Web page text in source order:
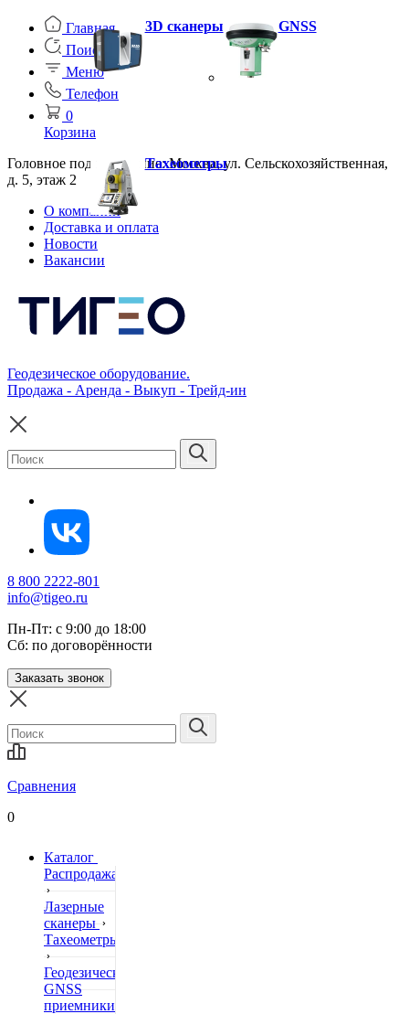
Главная
Поиск
Меню
Телефон
0
Корзина
Головное подразделение: Москва, ул. Сельскохозяйственная,
д. 5, этаж 2
О компании
Доставка и оплата
Новости
Вакансии
Геодезическое оборудование.
Продажа - Аренда - Выкуп - Трейд-ин
8 800 2222-801
info@tigeo.ru
Пн-Пт: с 9:00 до 18:00
Сб: по договорённости
Заказать звонок
Сравнения
0
Каталог
Распродажа
Лазерные
сканеры
Тахеометры
Геодезические
GNSS
приемники
3D сканеры GNSS
Тахеометры